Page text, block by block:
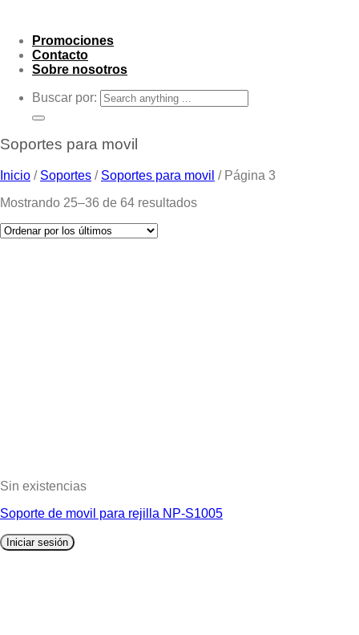
Promociones
Contacto
Sobre nosotros
Buscar por:
Soportes para movil
Inicio / Soportes / Soportes para movil /Página 3
Mostrando 25–36 de 64 resultados
Sin existencias
Soporte de movil para rejilla NP-S1005
Iniciar sesión